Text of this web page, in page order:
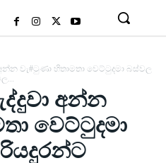
අන්න වැ#ටුණා හිතාමතා වෙට්ටුදමා බස්වල
අන්න
වෙට්ටුදමා